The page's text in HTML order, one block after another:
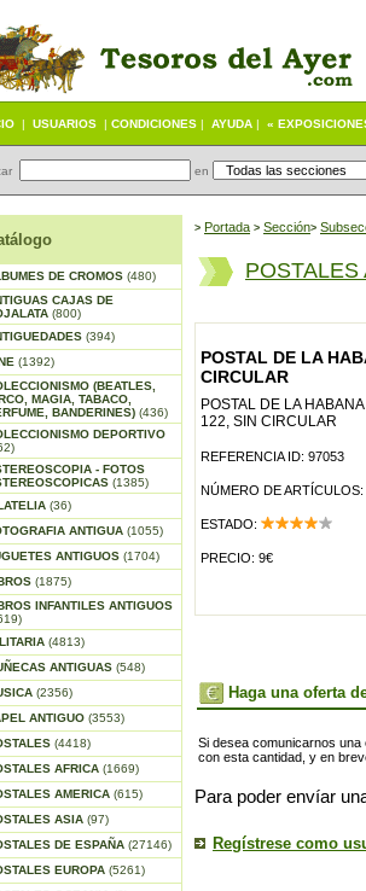
| USUARIOS | CONDICIONES | AYUDA | «
en
DE CROMOS (480)
CAJAS DE
(800)
(394)
(1392)
(BEATLES,
MAGIA, TABACO,
BANDERINES) (436)
DEPORTIVO
- FOTOS
(1385)
(36)
ANTIGUA (1055)
ANTIGUOS (1704)
(1875)
INFANTILES ANTIGUOS
(4813)
ANTIGUAS (548)
(2356)
ANTIGUO (3553)
(4418)
AFRICA (1669)
AMERICA (615)
ASIA (97)
DE ESPAÑA (27146)
EUROPA (5261)
> Portada > Sección>
POSTALES
POSTAL DE LA
CIRCULAR
POSTAL DE LA
122, SIN CIRCULAR
REFERENCIA ID: 97053
NÚMERO DE ARTÍCULOS:
ESTADO:
PRECIO: 9€
Haga una oferta
Si desea comunicarnos
con esta cantidad, y en
Para poder envíar
Regístrese como